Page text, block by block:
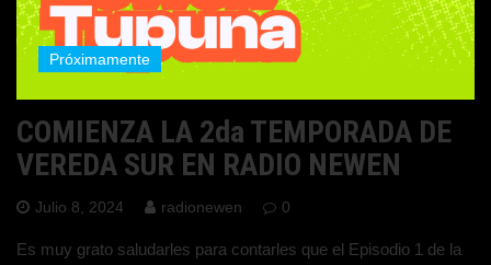
Próximamente
COMIENZA LA 2da TEMPORADA DE
VEREDA SUR EN RADIO NEWEN
Julio 8, 2024 radionewen 0
Es muy grato saludarles para contarles que el Episodio 1 de la